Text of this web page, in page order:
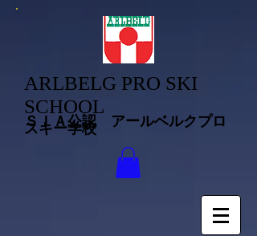
ARLBELG PRO SKI
SCHOOL
ＳＩＡ公認 アールベルクプロ
スキー学校